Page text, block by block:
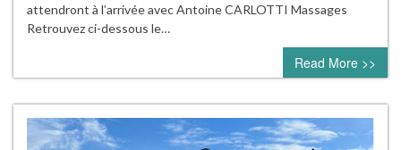
attendront à l’arrivée avec Antoine CARLOTTI Massages
Retrouvez ci-dessous le…
Read More >>